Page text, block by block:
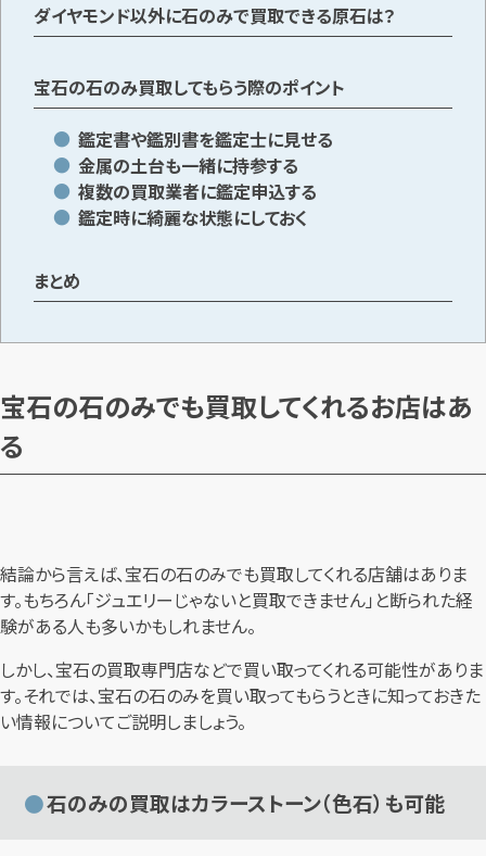
ダイヤモンド以外に石のみで買取できる原石は？
宝石の石のみ買取してもらう際のポイント
鑑定書や鑑別書を鑑定士に見せる
金属の土台も一緒に持参する
複数の買取業者に鑑定申込する
鑑定時に綺麗な状態にしておく
まとめ
宝石の石のみでも買取してくれるお店はあ
る
結論から言えば、宝石の石のみでも買取してくれる店舗はありま
す。もちろん「ジュエリーじゃないと買取できません」と断られた経
験がある人も多いかもしれません。
しかし、宝石の買取専門店などで買い取ってくれる可能性がありま
す。それでは、宝石の石のみを買い取ってもらうときに知っておきた
い情報についてご説明しましょう。
石のみの買取はカラーストーン（色石）も可能